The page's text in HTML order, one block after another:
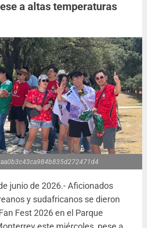
a altas temperaturas
junio de 2026.- Aficionados
y sudafricanos se dieron
Fest 2026 en el Parque